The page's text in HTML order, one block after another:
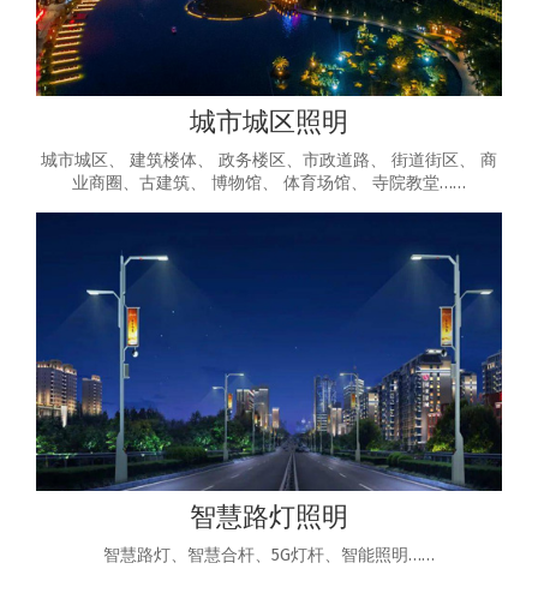
城市城区照明
城市城区、 建筑楼体、 政务楼区、市政道路、 街道街区、 商
业商圈、古建筑、 博物馆、 体育场馆、 寺院教堂……
智慧路灯照明
智慧路灯、智慧合杆、5G灯杆、智能照明……